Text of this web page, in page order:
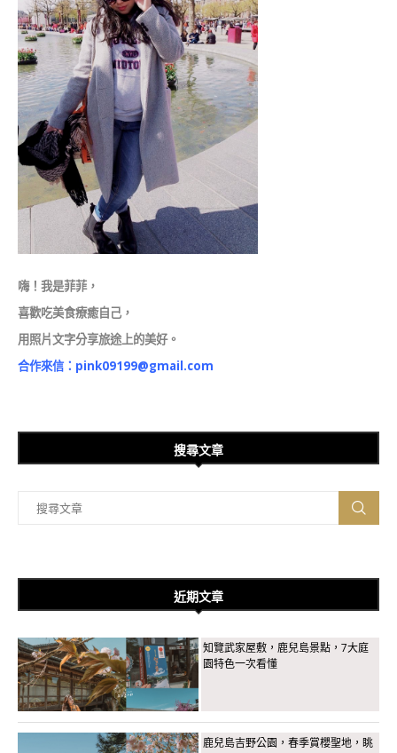
嗨！我是菲菲，
喜歡吃美食療癒自己，
用照片文字分享旅途上的美好。
合作來信： pink09199@gmail.com
搜尋文章
近期文章
知覽武家屋敷，鹿兒島景點，7大庭
園特色一次看懂
鹿兒島吉野公園，春季賞櫻聖地，眺